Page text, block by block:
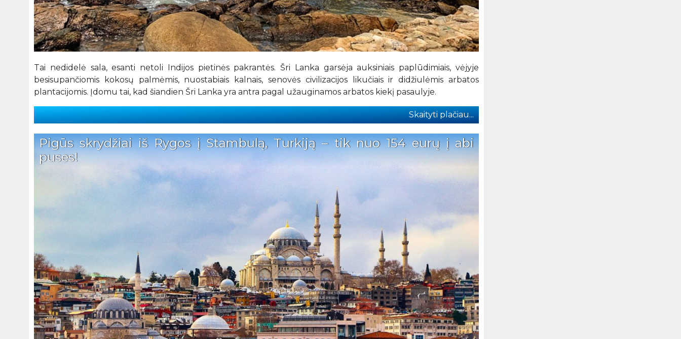
Tai nedidelė sala, esanti netoli Indijos pietinės pakrantės. Šri Lanka garsėja auksiniais paplūdimiais, vėjyje
besisupančiomis kokosų palmėmis, nuostabiais kalnais, senovės civilizacijos likučiais ir didžiulėmis arbatos
plantacijomis. Įdomu tai, kad šiandien Šri Lanka yra antra pagal užauginamos arbatos kiekį pasaulyje.
Skaityti plačiau...
Pigūs skrydžiai iš Rygos į Stambulą, Turkiją – tik nuo 154 eurų į abi
puses!